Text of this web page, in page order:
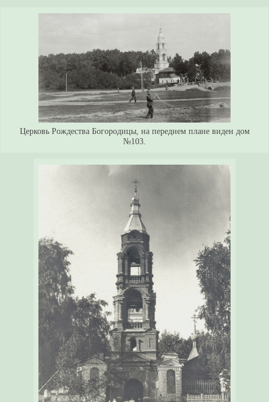
Церковь Рождества Богородицы, на переднем плане виден дом
№103.